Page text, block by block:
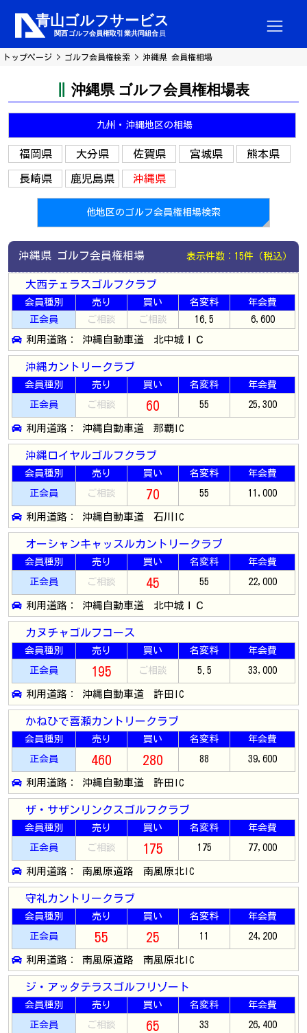
トップページ ゴルフ会員権検索 沖縄県 会員権相場
沖縄県 ゴルフ会員権相場表
九州・沖縄地区の相場
福岡県 大分県 佐賀県 宮城県 熊本県
長崎県 鹿児島県 沖縄県
他地区のゴルフ会員権相場検索
沖縄県 ゴルフ会員権相場 表示件数：15件（税込）
大西テェラスゴルフクラブ
会員種別 売り 買い 名変料
年会費
正会員
ご相談 ご相談 16.5 6,600
利用道路： 沖縄自動車道 北中城ＩＣ
沖縄カントリークラブ
会員種別 売り 買い 名変料 年会費
正会員 ご相談 60 55 25,300
利用道路： 沖縄自動車道 那覇IC
沖縄ロイヤルゴルフクラブ
会員種別 売り 買い 名変料 年会費
正会員 ご相談 70 55 11,000
利用道路： 沖縄自動車道 石川IC
オーシャンキャッスルカントリークラブ
会員種別 売り 買い 名変料 年会費
正会員 ご相談 45 55 22,000
利用道路： 沖縄自動車道 北中城ＩＣ
カヌチャゴルフコース
会員種別 売り 買い 名変料 年会費
正会員 195 ご相談 5.5 33,000
利用道路： 沖縄自動車道 許田IC
かねひで喜瀬カントリークラブ
会員種別 売り 買い 名変料 年会費
正会員 460 280 88 39,600
利用道路： 沖縄自動車道 許田IC
ザ・サザンリンクスゴルフクラブ
会員種別 売り 買い 名変料 年会費
正会員 ご相談 175 175 77,000
利用道路： 南風原道路 南風原北IC
守礼カントリークラブ
会員種別 売り 買い 名変料 年会費
正会員 55 25 11 24,200
利用道路： 南風原道路 南風原北IC
ジ・アッタテラスゴルフリゾート
会員種別 売り 買い 名変料 年会費
正会員 ご相談 65 33 26,400